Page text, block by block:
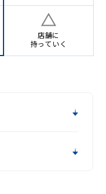
店舗に
持っていく